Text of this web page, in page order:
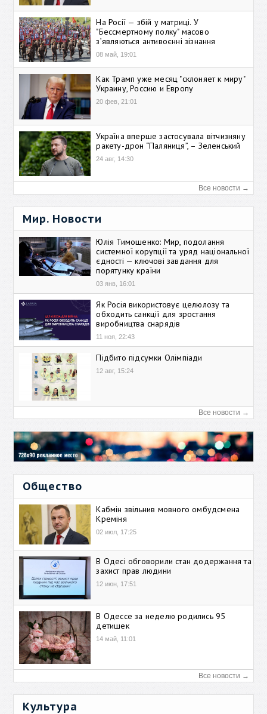
На Росії — збій у матриці. У
"Бессмертному полку" масово
зʼявляються антивоєнні зізнання
08 май, 19:01
Как Трамп уже месяц "склоняет к миру"
Украину, Россию и Европу
20 фев, 21:01
Україна вперше застосувала вітчизняну
ракету-дрон “Паляниця”, – Зеленський
24 авг, 14:30
Все новости →
Мир. Новости
Юлія Тимошенко: Мир, подолання
системної корупції та уряд національної
єдності — ключові завдання для
порятунку країни
03 янв, 16:01
Як Росія використовує целюлозу та
обходить санкції для зростання
виробництва снарядів
11 ноя, 22:43
Підбито підсумки Олімпіади
12 авг, 15:24
Все новости →
Общество
Кабмін звільнив мовного омбудсмена
Креміня
02 июл, 17:25
В Одесі обговорили стан додержання та
захист прав людини
12 июн, 17:51
В Одессе за неделю родились 95
детишек
14 май, 11:01
Все новости →
Культура